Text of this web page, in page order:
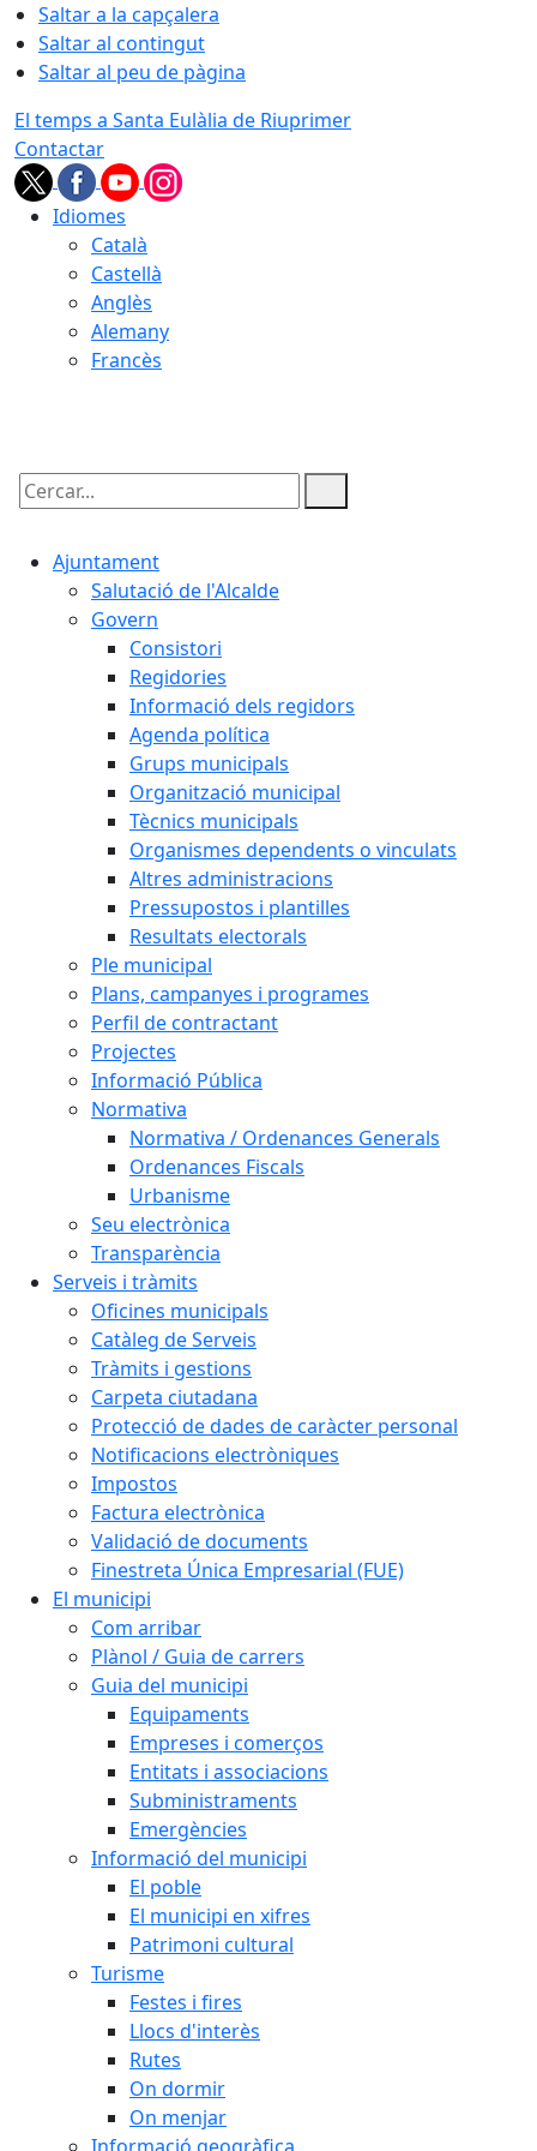
Saltar a la capçalera
Saltar al contingut
Saltar al peu de pàgina
El temps a Santa Eulàlia de Riuprimer
Contactar
Idiomes
Català
Castellà
Anglès
Alemany
Francès
Cercar:
Ajuntament
Salutació de l'Alcalde
Govern
Consistori
Regidories
Informació dels regidors
Agenda política
Grups municipals
Organització municipal
Tècnics municipals
Organismes dependents o vinculats
Altres administracions
Pressupostos i plantilles
Resultats electorals
Ple municipal
Plans, campanyes i programes
Perfil de contractant
Projectes
Informació Pública
Normativa
Normativa / Ordenances Generals
Ordenances Fiscals
Urbanisme
Seu electrònica
Transparència
Serveis i tràmits
Oficines municipals
Catàleg de Serveis
Tràmits i gestions
Carpeta ciutadana
Protecció de dades de caràcter personal
Notificacions electròniques
Impostos
Factura electrònica
Validació de documents
Finestreta Única Empresarial (FUE)
El municipi
Com arribar
Plànol / Guia de carrers
Guia del municipi
Equipaments
Empreses i comerços
Entitats i associacions
Subministraments
Emergències
Informació del municipi
El poble
El municipi en xifres
Patrimoni cultural
Turisme
Festes i fires
Llocs d'interès
Rutes
On dormir
On menjar